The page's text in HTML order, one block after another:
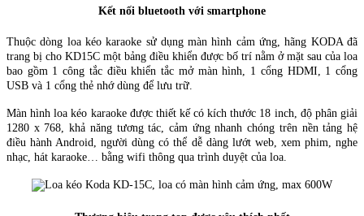
Kết nối bluetooth với smartphone
Thuộc dòng loa kéo karaoke sử dụng màn hình cảm ứng, hãng KODA đã
trang bị cho KD15C một bảng điều khiển được bố trí nằm ở mặt sau của loa
bao gồm 1 công tắc điều khiển tắc mở màn hình, 1 cổng HDMI, 1 cổng
USB và 1 cổng thẻ nhớ dùng để lưu trữ.
Màn hình loa kéo karaoke được thiết kế có kích thước 18 inch, độ phân giải
1280 x 768, khả năng tương tác, cảm ứng nhanh chóng trên nền tảng hệ
điều hành Android, người dùng có thể dễ dàng lướt web, xem phim, nghe
nhạc, hát karaoke… bằng wifi thông qua trình duyệt của loa.